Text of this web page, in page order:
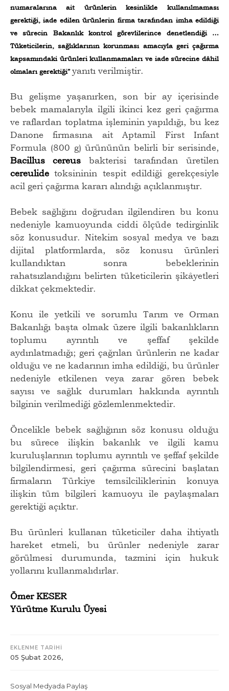
numaralarına ait ürünlerin kesinlikle kullanılmaması
gerektiği, iade edilen ürünlerin firma tarafından imha edildiği
ve sürecin Bakanlık kontrol görevlilerince denetlendiği …
Tüketicilerin, sağlıklarının korunması amacıyla geri çağırma
kapsamındaki ürünleri kullanmamaları ve iade sürecine dâhil
olmaları gerektiği”yanıtı verilmiştir.
Bu gelişme yaşanırken, son bir ay içerisinde
bebek mamalarıyla ilgili ikinci kez geri çağırma
ve raflardan toplatma işleminin yapıldığı, bu kez
Danone firmasına ait Aptamil First Infant
Formula (800 g) ürününün belirli bir serisinde,
Bacillus cereus bakterisi tarafından üretilen
cereulide toksininin tespit edildiği gerekçesiyle
acil geri çağırma kararı alındığı açıklanmıştır.
Bebek sağlığını doğrudan ilgilendiren bu konu
nedeniyle kamuoyunda ciddi ölçüde tedirginlik
söz konusudur. Nitekim sosyal medya ve bazı
dijital platformlarda, söz konusu ürünleri
kullandıktan sonra bebeklerinin
rahatsızlandığını belirten tüketicilerin şikâyetleri
dikkat çekmektedir.
Konu ile yetkili ve sorumlu Tarım ve Orman
Bakanlığı başta olmak üzere ilgili bakanlıkların
toplumu ayrıntılı ve şeffaf şekilde
aydınlatmadığı; geri çağrılan ürünlerin ne kadar
olduğu ve ne kadarının imha edildiği, bu ürünler
nedeniyle etkilenen veya zarar gören bebek
sayısı ve sağlık durumları hakkında ayrıntılı
bilginin verilmediği gözlemlenmektedir.
Öncelikle bebek sağlığının söz konusu olduğu
bu sürece ilişkin bakanlık ve ilgili kamu
kuruluşlarının toplumu ayrıntılı ve şeffaf şekilde
bilgilendirmesi, geri çağırma sürecini başlatan
firmaların Türkiye temsilciliklerinin konuya
ilişkin tüm bilgileri kamuoyu ile paylaşmaları
gerektiği açıktır.
Bu ürünleri kullanan tüketiciler daha ihtiyatlı
hareket etmeli, bu ürünler nedeniyle zarar
görülmesi durumunda, tazmini için hukuk
yollarını kullanmalıdırlar.
Ömer KESER
Yürütme Kurulu Üyesi
EKLENME TARİHİ
05 Şubat 2026,
Sosyal Medyada Paylaş